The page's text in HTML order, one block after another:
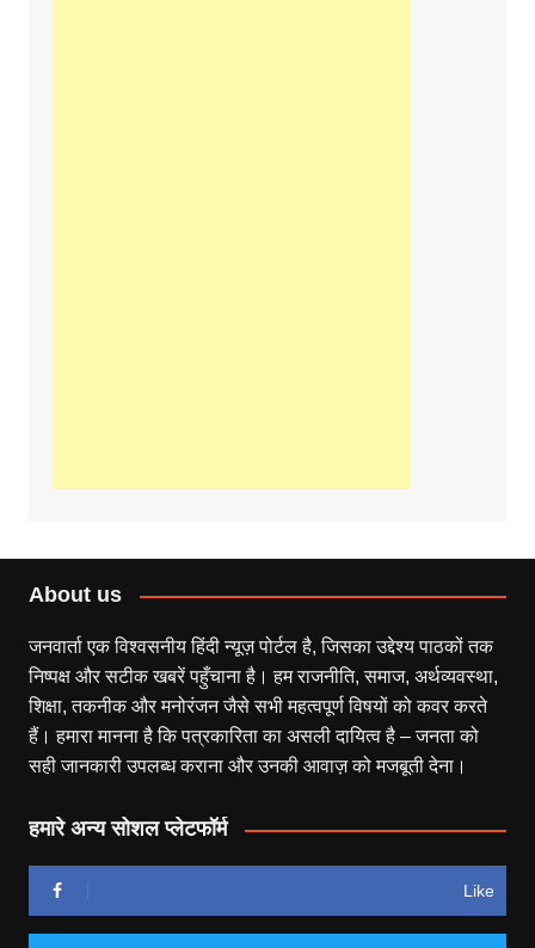
About us
जनवार्ता एक विश्वसनीय हिंदी न्यूज़ पोर्टल है, जिसका उद्देश्य पाठकों तक
निष्पक्ष और सटीक खबरें पहुँचाना है। हम राजनीति, समाज, अर्थव्यवस्था,
शिक्षा, तकनीक और मनोरंजन जैसे सभी महत्वपूर्ण विषयों को कवर करते
हैं। हमारा मानना है कि पत्रकारिता का असली दायित्व है – जनता को
सही जानकारी उपलब्ध कराना और उनकी आवाज़ को मजबूती देना।
हमारे अन्य सोशल प्लेटफॉर्म
Like